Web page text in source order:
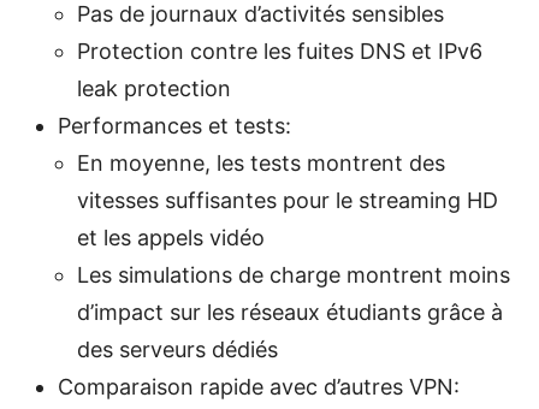
Pas de journaux d’activités sensibles
Protection contre les fuites DNS et IPv6
leak protection
Performances et tests:
En moyenne, les tests montrent des
vitesses suffisantes pour le streaming HD
et les appels vidéo
Les simulations de charge montrent moins
d’impact sur les réseaux étudiants grâce à
des serveurs dédiés
Comparaison rapide avec d’autres VPN: